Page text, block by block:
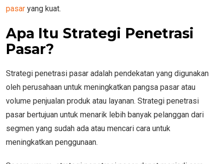
pasar yang kuat.
Apa Itu Strategi Penetrasi
Pasar?
Strategi penetrasi pasar adalah pendekatan yang digunakan
oleh perusahaan untuk meningkatkan pangsa pasar atau
volume penjualan produk atau layanan. Strategi penetrasi
pasar bertujuan untuk menarik lebih banyak pelanggan dari
segmen yang sudah ada atau mencari cara untuk
meningkatkan penggunaan.